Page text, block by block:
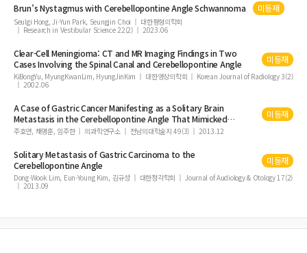
Brun’s Nystagmus withCerebellopontineAngleSchwannoma 미등재
Seulgi Hong, Ji-Yun Park, Seungjin Choi
대한평형의학회
Research in Vestibular Science 22(2)
2023.06
Clear-Cell Meningioma: CT and MR Imaging Findings in Two
Cases Involving the Spinal Canal andCerebellopontineAngle 미등재
KiBongYu, MyungKwanLim, HyungJinKim 대한영상의학회
Korean Journal of Radiology 3(2)
2002.06
A Case of Gastric Cancer Manifesting as a Solitary Brain
Metastasis in theCerebellopontineAngleThat Mimicked
Acoustic Neuroma
미등재
주호연, 채명훈, 임주한 의과학연구소 전남의대학술지 49(3) 2013.12
Solitary Metastasis of Gastric Carcinoma to the
CerebellopontineAngle 미등재
Dong-Wook Lim, Eun-Young Kim, 김규성 대한청각학회
Journal of Audiology & Otology 17(2)
2013.09